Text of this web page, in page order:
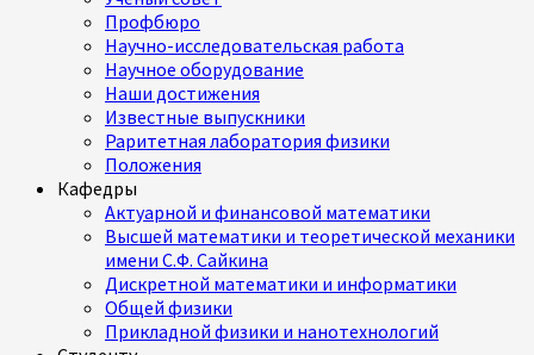
Профбюро
Научно-исследовательская работа
Научное оборудование
Наши достижения
Известные выпускники
Раритетная лаборатория физики
Положения
Кафедры
Актуарной и финансовой математики
Высшей математики и теоретической механики
имени С.Ф. Сайкина
Дискретной математики и информатики
Общей физики
Прикладной физики и нанотехнологий